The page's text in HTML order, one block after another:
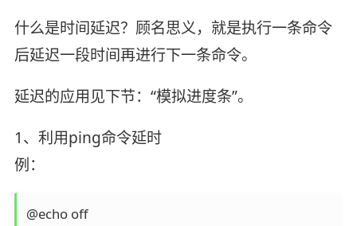
什么是时间延迟？顾名思义，就是执行一条命令
后延迟一段时间再进行下一条命令。
延迟的应用见下节：“模拟进度条”。
1、利用ping命令延时
例：
@echo off